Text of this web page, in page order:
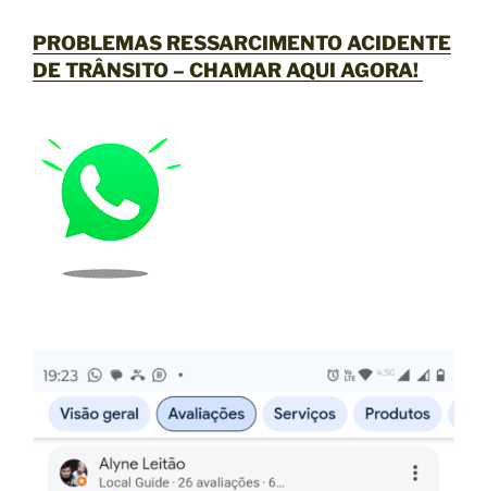
PROBLEMAS RESSARCIMENTO ACIDENTE
DE TRÂNSITO – CHAMAR AQUI AGORA!